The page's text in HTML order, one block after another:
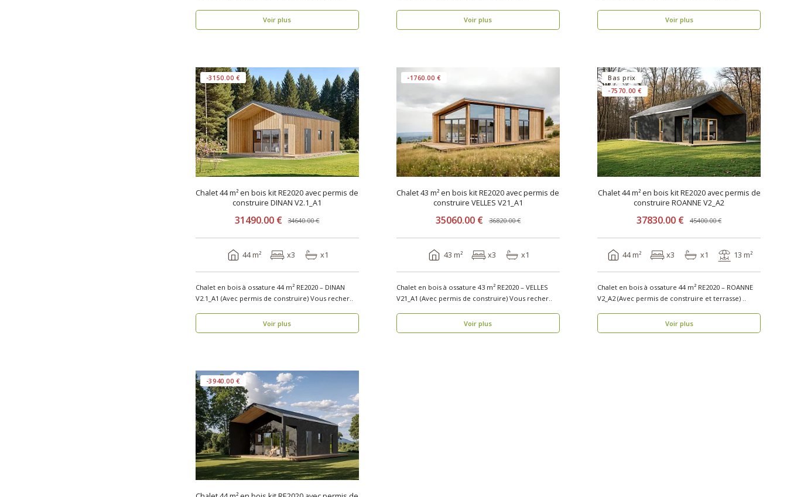
Voir plus
Voir plus
Voir plus
-3150.00 €
Chalet 44 m² en bois kit RE2020 avec permis de
construire DINAN V2.1_A1
31490.00 € 34640.00 €
44 m² x3 x1
Chalet en bois à ossature 44 m² RE2020 – DINAN
V2.1_A1 (Avec permis de construire) Vous recher..
Voir plus
-1760.00 €
Chalet 43 m² en bois kit RE2020 avec permis de
construire VELLES V21_A1
35060.00 € 36820.00 €
43 m² x3 x1
Chalet en bois à ossature 43 m² RE2020 – VELLES
V21_A1 (Avec permis de construire) Vous recher..
Voir plus
Bas prix
-7570.00 €
Chalet 44 m² en bois kit RE2020 avec permis de
construire ROANNE V2_A2
37830.00 € 45400.00 €
44 m² x3 x1 13 m²
Chalet en bois à ossature 44 m² RE2020 – ROANNE
Voir plus
-3940.00 €